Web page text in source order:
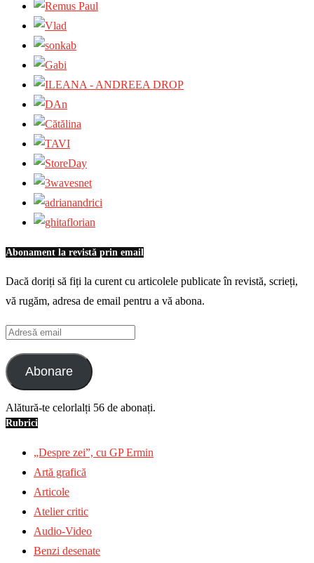
Abonament la revistă prin email
Dacă doriți să fiți la curent cu articolele publicate în revistă, scrieți,
vă rugăm, adresa de email pentru a vă abona.
Adresă
email
Abonare
Alătură-te celorlalți 56 de abonați.
Rubrici
„Despre zei”, cu GP Ermin
Artă grafică
Articole
Atelier critic
Audio-Video
Benzi desenate